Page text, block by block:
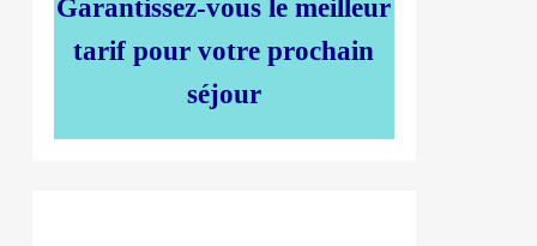
Garantissez-vous le meilleur
tarif pour votre prochain
séjour